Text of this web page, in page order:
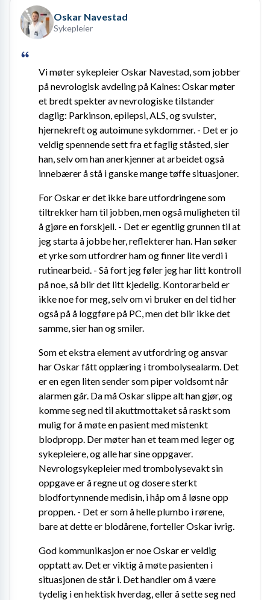
Oskar Navestad
Sykepleier
Vi møter sykepleier Oskar Navestad, som jobber
på nevrologisk avdeling på Kalnes: Oskar møter
et bredt spekter av nevrologiske tilstander
daglig: Parkinson, epilepsi, ALS, og svulster,
hjernekreft og autoimune sykdommer. - Det er jo
veldig spennende sett fra et faglig ståsted, sier
han, selv om han anerkjenner at arbeidet også
innebærer å stå i ganske mange tøffe situasjoner.
For Oskar er det ikke bare utfordringene som
tiltrekker ham til jobben, men også muligheten til
å gjøre en forskjell. - Det er egentlig grunnen til at
jeg starta å jobbe her, reflekterer han. Han søker
et yrke som utfordrer ham og finner lite verdi i
rutinearbeid. - Så fort jeg føler jeg har litt kontroll
på noe, så blir det litt kjedelig. Kontorarbeid er
ikke noe for meg, selv om vi bruker en del tid her
også på å loggføre på PC, men det blir ikke det
samme, sier han og smiler.
Som et ekstra element av utfordring og ansvar
har Oskar fått opplæring i trombolysealarm. Det
er en egen liten sender som piper voldsomt når
alarmen går. Da må Oskar slippe alt han gjør, og
komme seg ned til akuttmottaket så raskt som
mulig for å møte en pasient med mistenkt
blodpropp. Der møter han et team med leger og
sykepleiere, og alle har sine oppgaver.
Nevrologsykepleier med trombolysevakt sin
oppgave er å regne ut og dosere sterkt
blodfortynnende medisin, i håp om å løsne opp
proppen. - Det er som å helle plumbo i rørene,
bare at dette er blodårene, forteller Oskar ivrig.
God kommunikasjon er noe Oskar er veldig
opptatt av. Det er viktig å møte pasienten i
situasjonen de står i. Det handler om å være
tydelig i en hektisk hverdag, eller å sette seg ned